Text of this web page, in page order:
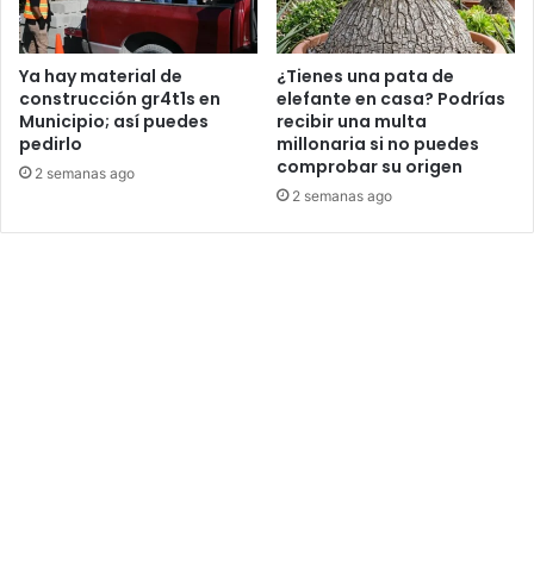
Ya hay material de
construcción gr4t1s en
Municipio; así puedes
pedirlo
2 semanas ago
¿Tienes una pata de
elefante en casa? Podrías
recibir una multa
millonaria si no puedes
comprobar su origen
2 semanas ago